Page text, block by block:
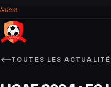
Saison
TOUTES LES